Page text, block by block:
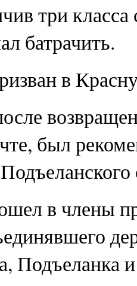
три
батрачить.
в
был
в члены
Подъеланка